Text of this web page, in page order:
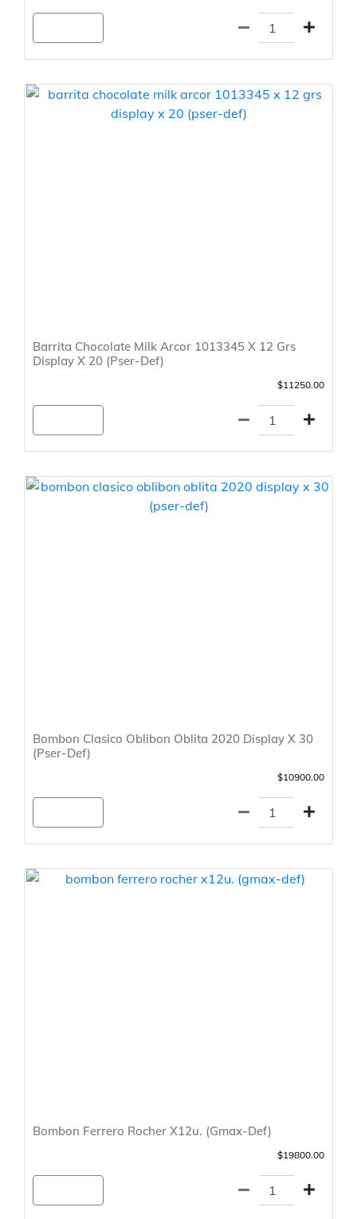
Barrita Chocolate Milk Arcor 1013345 X 12 Grs
Display X 20 (Pser-Def)
$11250.00
Bombon Clasico Oblibon Oblita 2020 Display X 30
(Pser-Def)
$10900.00
Bombon Ferrero Rocher X12u. (Gmax-Def)
$19800.00